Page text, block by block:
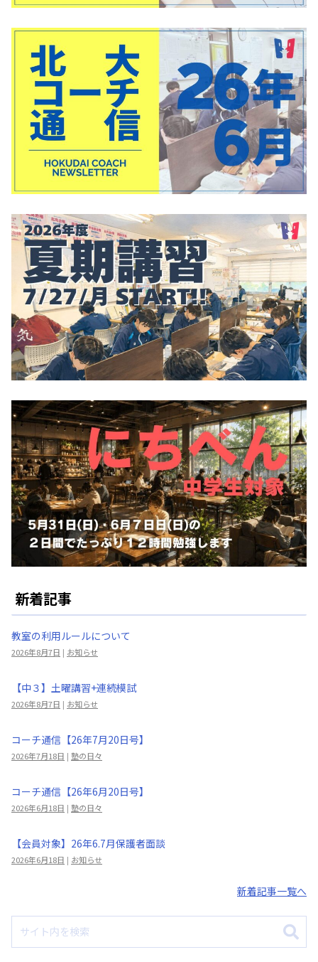
新着記事
教室の利用ルールについて
2026年8月7日 | お知らせ
【中３】土曜講習+連続模試
2026年8月7日 | お知らせ
コーチ通信【26年7月20日号】
2026年7月18日 | 塾の日々
コーチ通信【26年6月20日号】
2026年6月18日 | 塾の日々
【会員対象】26年6.7月保護者面談
2026年6月18日 | お知らせ
新着記事一覧へ